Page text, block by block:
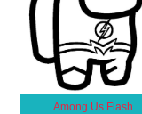
Among Us Flash